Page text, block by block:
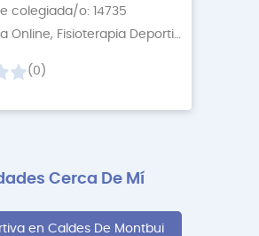
colegiada/o: 14735
Fisioterapia Online, Fisioterapia Deportiva
(0)
Cerca De Mí
en Caldes De Montbui